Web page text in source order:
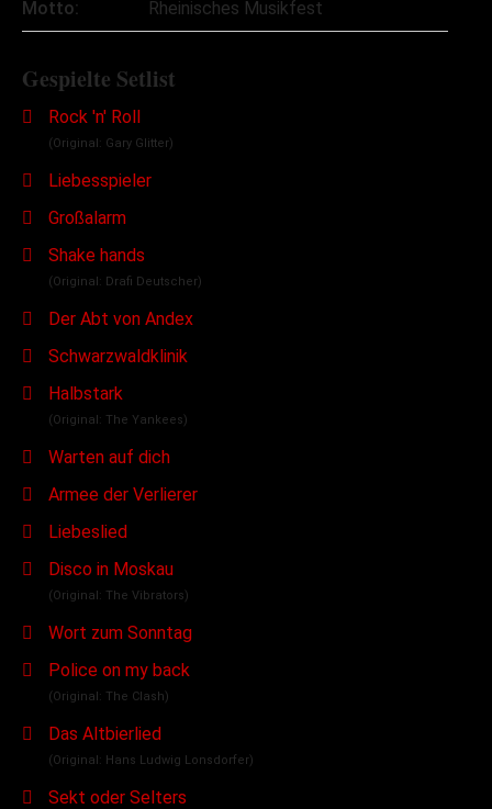
Motto: Rheinisches Musikfest
Gespielte Setlist
Rock 'n' Roll
(Original: Gary Glitter)
Liebesspieler
Großalarm
Shake hands
(Original: Drafi Deutscher)
Der Abt von Andex
Schwarzwaldklinik
Halbstark
(Original: The Yankees)
Warten auf dich
Armee der Verlierer
Liebeslied
Disco in Moskau
(Original: The Vibrators)
Wort zum Sonntag
Police on my back
(Original: The Clash)
Das Altbierlied
(Original: Hans Ludwig Lonsdorfer)
Sekt oder Selters